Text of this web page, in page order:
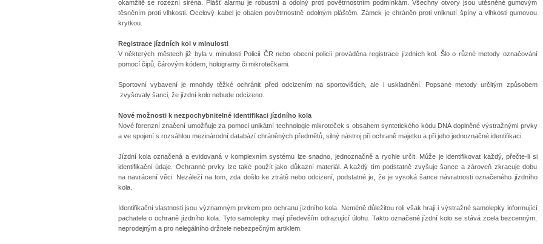
okamžitě se rozezní siréna. Plášť alarmu je robustní a odolný proti povětrnostním podmínkám. Všechny otvory jsou utěsněné gumovým
těsněním proti vlhkosti. Ocelový kabel je obalen povětrnostně odolným pláštěm. Zámek je chráněn proti vniknutí špíny a vlhkosti gumovou
krytkou.
Registrace jízdních kol v minulosti
V některých městech již byla v minulosti Policií ČR nebo obecní policií prováděna registrace jízdních kol. Šlo o různé metody označování
pomocí čipů, čárovým kódem, hologramy či mikrotečkami.
Sportovní vybavení je mnohdy těžké ochránit před odcizením na sportovištích, ale i uskladnění. Popsané metody určitým způsobem
zvyšovaly šanci, že jízdní kolo nebude odcizeno.
Nové možnosti k nezpochybnitelné identifikaci jízdního kola
Nové forenzní značení umožňuje za pomoci unikátní technologie mikroteček s obsahem syntetického kódu DNA doplněné výstražnými prvky
a ve spojení s rozsáhlou mezinárodní databází chráněných předmětů, silný nástroj při ochraně majetku a při jeho jednoznačné identifikaci.
Jízdní kola označená a evidovaná v komplexním systému lze snadno, jednoznačně a rychle určit. Může je identifikovat každý, přečte-li si
identifikační údaje. Ochranné prvky lze také použít jako důkazní materiál. A každý tím podstatně zvyšuje šance a zároveň zkracuje dobu
na navrácení věci. Nezáleží na tom, zda došlo ke ztrátě nebo odcizení, podstatné je, že je vysoká šance návratnosti označeného jízdního
kola.
Identifikační vlastnosti jsou významným prvkem pro ochranu jízdního kola. Neméně důležitou roli však hrají i výstražné samolepky informující
pachatele o ochraně jízdního kola. Tyto samolepky mají především odrazující úlohu. Takto označené jízdní kolo se stává zcela bezcenným,
neprodejným a pro nelegálního držitele nebezpečným artiklem.